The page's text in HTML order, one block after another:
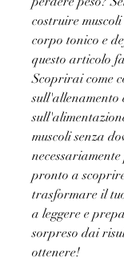
costruire
corpo tonico e
questo articolo
Scoprirai come
sull'allenamento
muscoli senza
pronto a
trasformare il
a leggere e
sorpreso dai
ottenere!